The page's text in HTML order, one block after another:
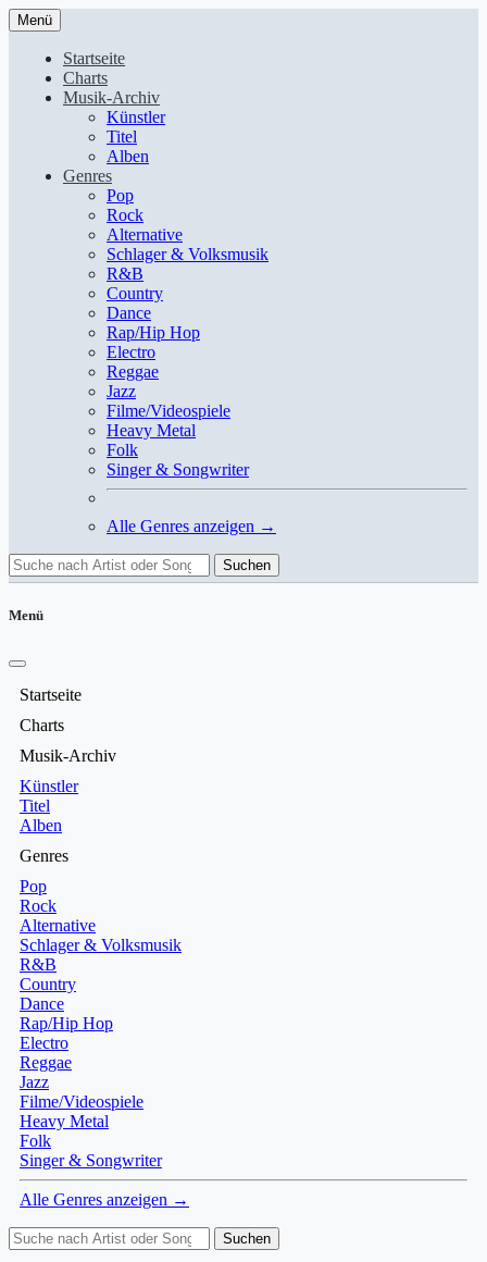
Menü
Startseite
Charts
Musik-Archiv
Künstler
Titel
Alben
Genres
Pop
Rock
Alternative
Schlager & Volksmusik
R&B
Country
Dance
Rap/Hip Hop
Electro
Reggae
Jazz
Filme/Videospiele
Heavy Metal
Folk
Singer & Songwriter
Alle Genres anzeigen →
Suchen
Menü
Startseite
Charts
Musik-Archiv
Künstler
Titel
Alben
Genres
Pop
Rock
Alternative
Schlager & Volksmusik
R&B
Country
Dance
Rap/Hip Hop
Electro
Reggae
Jazz
Filme/Videospiele
Heavy Metal
Folk
Singer & Songwriter
Alle Genres anzeigen →
Suchen